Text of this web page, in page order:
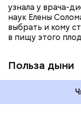
узнала у врача-
наук Елены
выбрать и кому
в пищу этого
Польза дыни
По мнению
достаточно
виде или
— Однако если
кровь, а
уточнила диетолог.